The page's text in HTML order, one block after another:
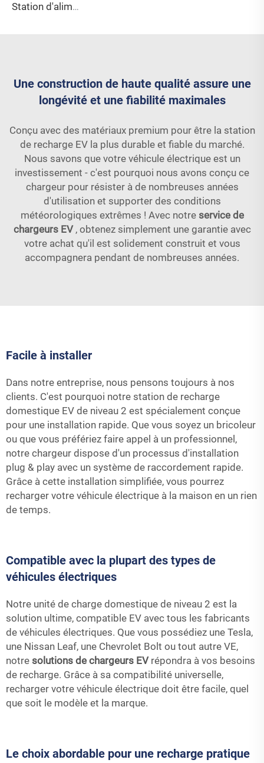
Station d'alimentation portable PuFa 500W 110V 220V Alimentation d'urgence pour camping Station d'alimentation solaire portable domestique avec batterie Lifepo4
Une construction de haute qualité assure une
longévité et une fiabilité maximales
Conçu avec des matériaux premium pour être la station
de recharge EV la plus durable et fiable du marché.
Nous savons que votre véhicule électrique est un
investissement - c'est pourquoi nous avons conçu ce
chargeur pour résister à de nombreuses années
d'utilisation et supporter des conditions
météorologiques extrêmes ! Avec notre service de
chargeurs EV , obtenez simplement une garantie avec
votre achat qu'il est solidement construit et vous
accompagnera pendant de nombreuses années.
Facile à installer
Dans notre entreprise, nous pensons toujours à nos
clients. C'est pourquoi notre station de recharge
domestique EV de niveau 2 est spécialement conçue
pour une installation rapide. Que vous soyez un bricoleur
ou que vous préfériez faire appel à un professionnel,
notre chargeur dispose d'un processus d'installation
plug & play avec un système de raccordement rapide.
Grâce à cette installation simplifiée, vous pourrez
recharger votre véhicule électrique à la maison en un rien
de temps.
Compatible avec la plupart des types de
véhicules électriques
Notre unité de charge domestique de niveau 2 est la
solution ultime, compatible EV avec tous les fabricants
de véhicules électriques. Que vous possédiez une Tesla,
une Nissan Leaf, une Chevrolet Bolt ou tout autre VE,
notre solutions de chargeurs EV répondra à vos besoins
de recharge. Grâce à sa compatibilité universelle,
recharger votre véhicule électrique doit être facile, quel
que soit le modèle et la marque.
Le choix abordable pour une recharge pratique